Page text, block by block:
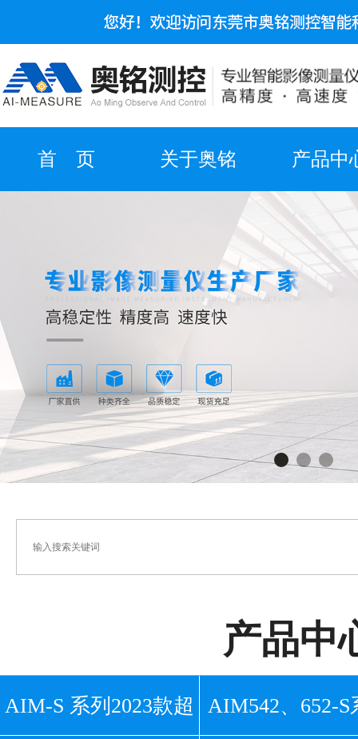
首 页 关于奥铭 产品中
合作伙
在线留言 资质证书
产品中
AIM-S 系列2023款超 AIM542、652-S